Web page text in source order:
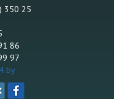
350 25
86
97